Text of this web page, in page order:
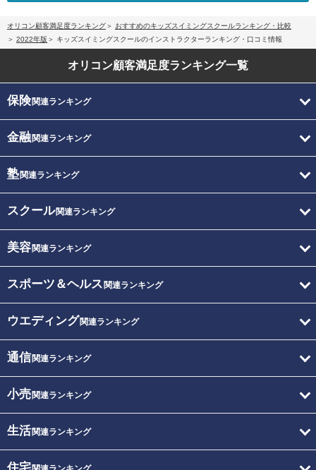
オリコン顧客満足度ランキング
おすすめのキッズスイミングスクールランキング・比較
2022年版
キッズスイミングスクールのインストラクターランキング・口コミ情報
オリコン顧客満足度ランキング一覧
保険関連ランキング
金融関連ランキング
塾関連ランキング
スクール関連ランキング
美容関連ランキング
スポーツ＆ヘルス 関連ランキング
ウエディング関連ランキング
通信関連ランキング
小売関連ランキング
生活関連ランキング